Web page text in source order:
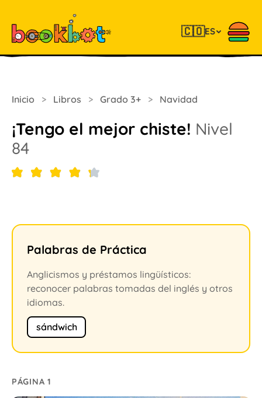
🇨🇴ES
Inicio > Libros > Grado 3+ > Navidad
¡Tengo el mejor chiste! Nivel
84
Palabras de Práctica
Anglicismos y préstamos lingüísticos:
reconocer palabras tomadas del inglés y otros
idiomas.
sándwich
PÁGINA 1